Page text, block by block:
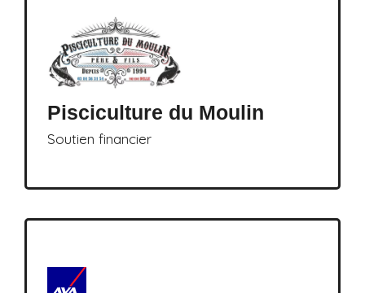
Pisciculture du Moulin
Soutien financier